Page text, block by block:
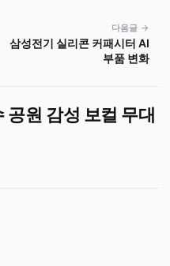
다음글 →
삼성전기 실리콘 커패시터 AI
부품 변화
공원 감성 보컬 무대